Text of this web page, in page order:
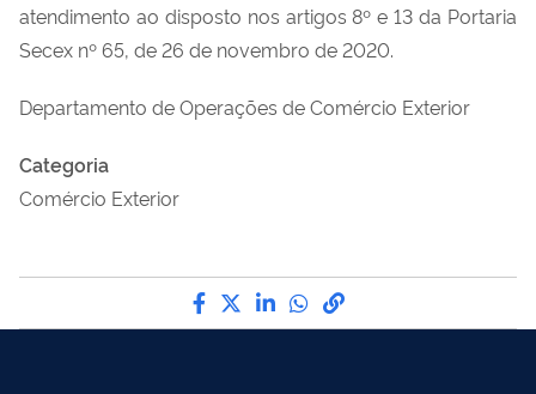
atendimento ao disposto nos artigos 8º e 13 da Portaria
Secex nº 65, de 26 de novembro de 2020.
Departamento de Operações de Comércio Exterior
Categoria
Comércio Exterior
Compartilhe por Facebook
Compartilhe por Twitter
Compartilhe por
Compartilhe por
link para Copiar